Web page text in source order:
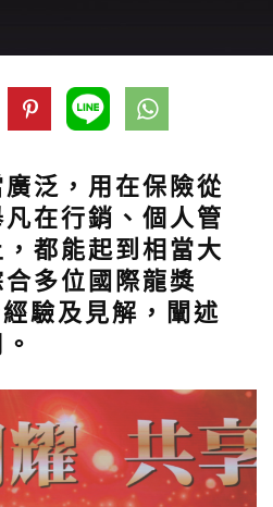
泛，用在保險從
在行銷、個人管
都能起到相當大
多位國際龍獎
驗及見解，闡述